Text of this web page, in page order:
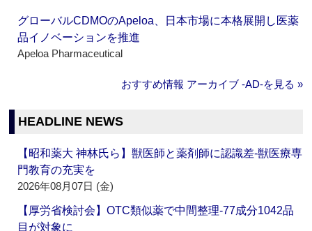
グローバルCDMOのApeloa、日本市場に本格展開し医薬
品イノベーションを推進
Apeloa Pharmaceutical
おすすめ情報 アーカイブ ‐AD‐を見る »
HEADLINE NEWS
【昭和薬大 神林氏ら】獣医師と薬剤師に認識差‐獣医療専
門教育の充実を
2026年08月07日 (金)
【厚労省検討会】OTC類似薬で中間整理‐77成分1042品
目が対象に